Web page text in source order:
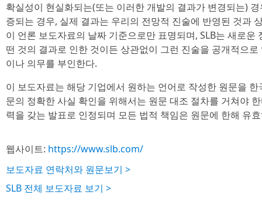
확실성이 현실화되는(또는 이러한 개발의 결과가 변경되는)
증되는 경우, 실제 결과는 우리의 전망적 진술에 반영된 것과
이 언론 보도자료의 날짜 기준으로만 표명되며, SLB는 새로운
떤 것의 결과로 인한 것이든 상관없이 그런 진술을 공개적으
이나 의무를 부인한다.
이 보도자료는 해당 기업에서 원하는 언어로 작성한 원문을
문의 정확한 사실 확인을 위해서는 원문 대조 절차를 거쳐야
력을 갖는 발표로 인정되며 모든 법적 책임은 원문에 한해 유
웹사이트: https://www.slb.com/
보도자료 연락처와 원문보기 >
SLB 전체 보도자료 보기 >